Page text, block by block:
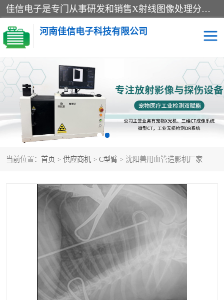
佳信电子是专门从事研发和销售X射线图像处理分析和X射线设备的高端技术公司，先进的图像处理技术帮助用户更加准确的判断图像，为科研和检测提供可靠保证，现有产品包括电力GIS探伤X射线检测系统，电力耐张线夹探伤X射线检测系统，便携式X射线，兽用图像的增强软件工具包，工业和兽用便携式DR，实验室CT，桌面CT等。
河南佳信电子科技有限公司
当前位置： 首页 > 供应商机 > C型臂 > 沈阳兽用血管造影机厂家
宠物X光机DR 电力探伤仪GIS探伤仪
电力探伤仪耐张线夹探伤
仪
微焦点射线源
工业CT
C型臂 口腔牙科X光机DR
管道焊缝探伤X光机DR 牛马羊大动物兽用DR